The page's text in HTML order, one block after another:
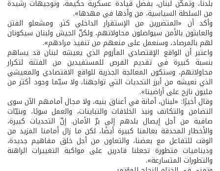
بلدنا، وتمكّن لبنان، بفضل قيادة عسكرية حكيمة، وتوجيهات رشيدة
من السلطة السياسية، من وأدها في مهدها».
وأكد أن «المتضررين من الإستقرار الداخلي كثر. ومشعلو الفتن
والعابثون بالأمن سيواصلون محاولاتهم، ولكنّ الجيش ولبنان سيكونان
لهم بالمرصاد، وسنعمل على منعهم من تنفيذ مرادهم».
واعتبر أن الواقع الإقتصادي المأزوم الذي يعيشه لبنان قد يساهم
بنسبة كبيرة في تقديم الفرص للمستفيدين من الفتنة لتكرار
محاولاتهم، وستكون المعالجة الجذرية للواقع الاقتصادي والمعيشي
الذي نعيشه من أبرز التحديات التي تواجهنا، ولا سيّما وجود أكثر من
مليون نازح على أراضينا».
وقال أخيرًا: «لبنان، أمانة في أعناق بنيه، ولا مجال أمامهم الآن سوى
التضامن والتكاتف ونبذ الخلافات والتباينات، والعمل سويًا، وبنيّات
صافية من أجل إيصال بلدهم إلى برّ الأمان. إنّ التحديات كبيرة،
والأخطار المحدقة بعالمنا كبيرة أيضًا، لكن ما زال أمامنا المزيد من
الوقت للتفاعل مع بعضنا، والتعاون من أجل خلق مفاهيم جديدة،
وديناميات متطورة تجعلنا قادرين على مواكبة التغييرات الراهنة
والتطورات المتسارعة».